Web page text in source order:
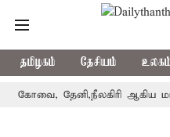
தமிழகம் தேசியம் உலகம்
கோவை, தேனி,நீலகிரி ஆகிய